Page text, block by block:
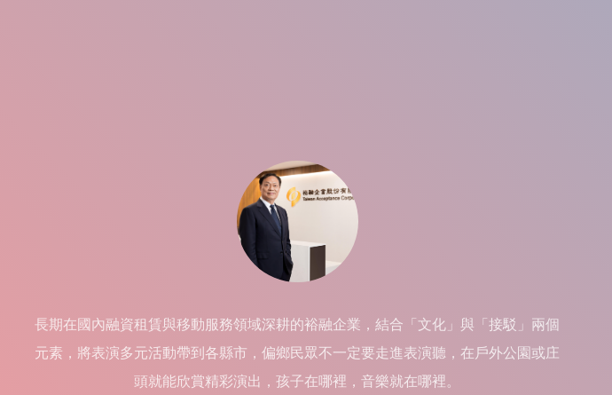
長期在國內融資租賃與移動服務領域深耕的裕融企業，結合「文化」與「接駁」兩個
元素，將表演多元活動帶到各縣市，偏鄉民眾不一定要走進表演聽，在戶外公園或庄
頭就能欣賞精彩演出，孩子在哪裡，音樂就在哪裡。